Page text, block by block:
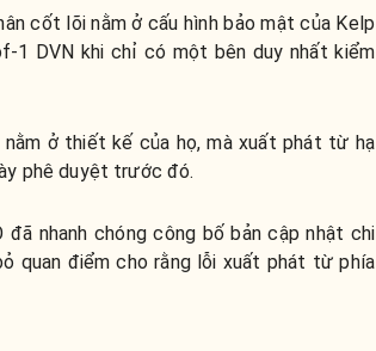
cốt lõi nằm ở cấu hình bảo mật của Kelp
1 DVN khi chỉ có một bên duy nhất kiểm
nằm ở thiết kế của họ, mà xuất phát từ hạ
phê duyệt trước đó.
nhanh chóng công bố bản cập nhật chi
quan điểm cho rằng lỗi xuất phát từ phía